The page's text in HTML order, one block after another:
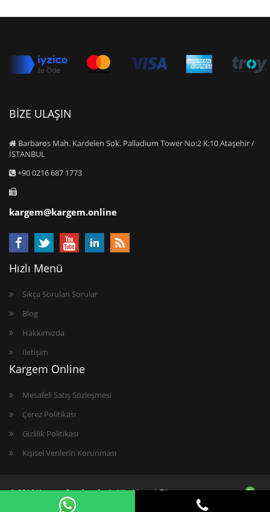
BİZE ULAŞIN
Barbaros Mah. Kardelen Sok. Palladium Tower No:2 K:10 Ataşehir /
İSTANBUL
+90 0216 687 1773
kargem@kargem.online
Hızlı Menü
Sıkça Sorulan Sorular
Blog
Hakkımızda
İletişim
Kargem Online
Mesafeli Satış Sözleşmesi
Çerez Politikası
Gizlilik Politikası
Kişisel Verilerin Korunması
© 2016 Kargem Perakendenin Yön Vereni. Tüm
hakları saklıdır. Kargem Online